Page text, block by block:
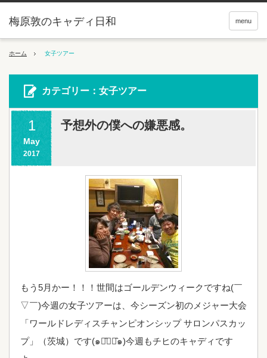
menu
梅原敦のキャディ日和
ホーム 女子ツアー
カテゴリー：女子ツアー
1
May
2017
予想外の僕への嫌悪感。
もう5月かー！！！世間はゴールデンウィークですね(￣
▽￣)今週の女子ツアーは、今シーズン初のメジャー大会
「ワールドレディスチャンピオンシップ サロンパスカッ
プ」（茨城）です(๑･̑◡･̑๑)今週もチヒのキャディです